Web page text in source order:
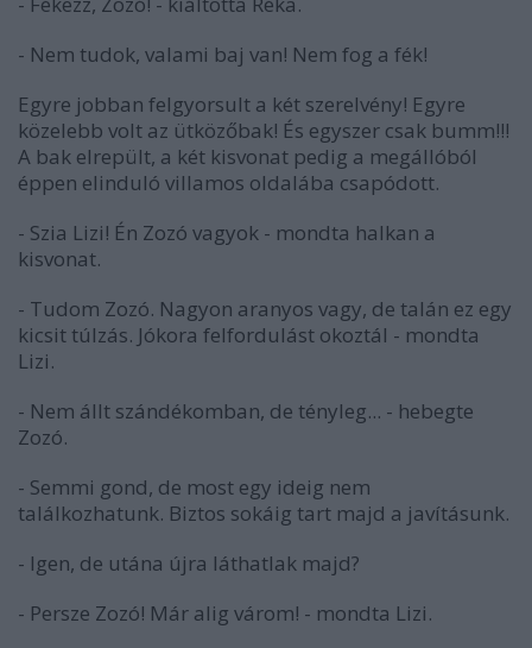
- Nem tudok, valami baj van! Nem fog a fék!
Egyre jobban felgyorsult a két szerelvény! Egyre
közelebb volt az ütközőbak! És egyszer csak bumm!!!
A bak elrepült, a két kisvonat pedig a megállóból
éppen elinduló villamos oldalába csapódott.
- Szia Lizi! Én Zozó vagyok - mondta halkan a
kisvonat.
- Tudom Zozó. Nagyon aranyos vagy, de talán ez egy
kicsit túlzás. Jókora felfordulást okoztál - mondta
Lizi.
- Nem állt szándékomban, de tényleg... - hebegte
Zozó.
- Semmi gond, de most egy ideig nem
találkozhatunk. Biztos sokáig tart majd a javításunk.
- Igen, de utána újra láthatlak majd?
- Persze Zozó! Már alig várom! - mondta Lizi.